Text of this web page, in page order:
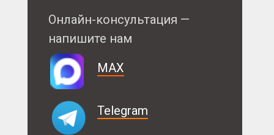
MAX
Telegram
Онлайн-консультация —
напишите нам